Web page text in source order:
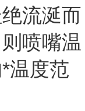
流涎而
喷嘴温
温度范